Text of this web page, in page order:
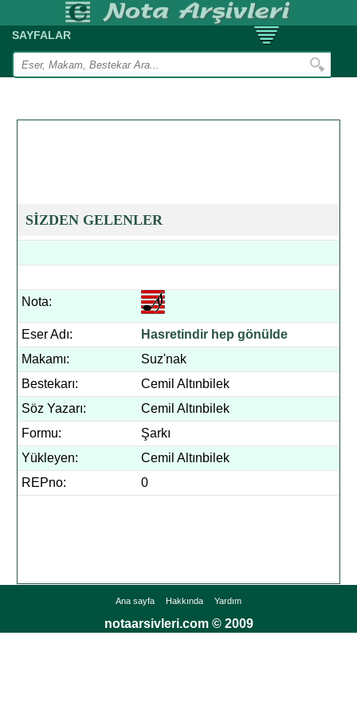
SAYFALAR
SİZDEN GELENLER
Nota:
Eser Adı:
Hasretindir hep gönülde
Makamı:
Suz'nak
Bestekarı:
Cemil Altınbilek
Söz Yazarı:
Cemil Altınbilek
Formu:
Şarkı
Yükleyen:
Cemil Altınbilek
REPno:
0
Ana sayfa Hakkında Yardım
notaarsivleri.com © 2009